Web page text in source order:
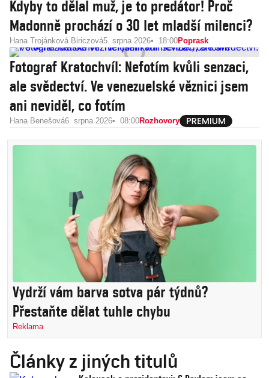
Kdyby to dělal muž, je to predátor! Proč
Madonně prochází o 30 let mladší milenci?
Hana Trojánková Biriczová5. srpna 2026 18:00Poprask
Fotograf Kratochvíl: Nefotím kvůli senzaci,
ale svědectví. Ve venezuelské věznici jsem
ani neviděl, co fotím
Hana Benešová6. srpna 2026 08:00Rozhovory
Vydrží vám barva sotva pár týdnů?
Přestaňte dělat tuhle chybu
Reklama
Články z jiných titulů